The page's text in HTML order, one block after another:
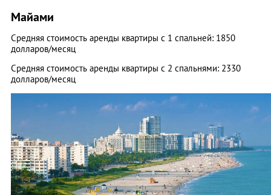
Майами
Средняя стоимость аренды квартиры с 1 спальней: 1850
долларов/месяц
Средняя стоимость аренды квартиры с 2 спальнями: 2330
долларов/месяц